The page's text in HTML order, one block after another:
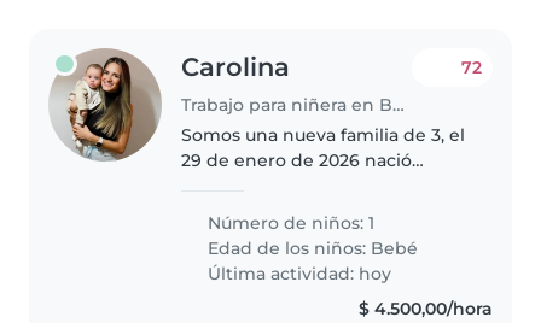
Carolina
Trabajo para niñera en Buenos Aires
72
Somos una nueva familia de 3, el
29 de enero de 2026 nació
Marcos el papá tiene 31 años. El
bebi se llama Estanislao y él..
Número de niños: 1
Edad de los niños: Bebé
Última actividad: hoy
$ 4.500,00/hora